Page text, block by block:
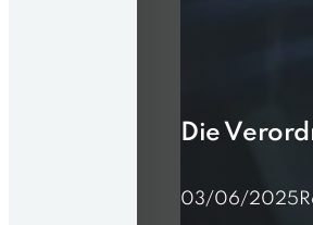
Die
03/06/2025